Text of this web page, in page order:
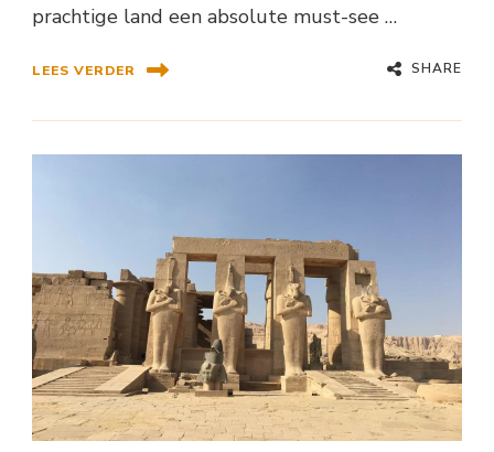
prachtige land een absolute must-see …
LEES VERDER SHARE